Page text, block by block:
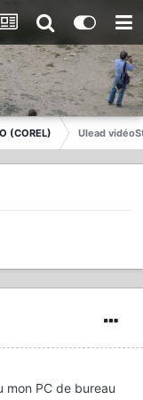
(COREL) Ulead
mon PC de bureau